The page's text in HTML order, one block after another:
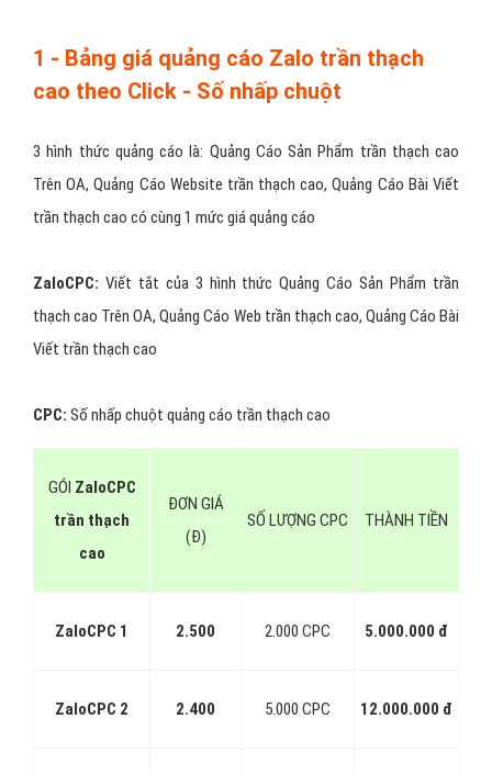
1 - Bảng giá quảng cáo Zalo trần thạch
cao theo Click - Số nhấp chuột
3 hình thức quảng cáo là: Quảng Cáo Sản Phẩm trần thạch cao
Trên OA, Quảng Cáo Website trần thạch cao, Quảng Cáo Bài Viết
trần thạch cao có cùng 1 mức giá quảng cáo
ZaloCPC: Viết tắt của 3 hình thức Quảng Cáo Sản Phẩm trần
thạch cao Trên OA, Quảng Cáo Web trần thạch cao, Quảng Cáo Bài
Viết trần thạch cao
CPC: Số nhấp chuột quảng cáo trần thạch cao
GÓI ZaloCPC
trần thạch
cao
ĐƠN GIÁ
(Đ)
SỐ LƯỢNG CPC THÀNH TIỀN
ZaloCPC 1 2.500 2.000 CPC 5.000.000 đ
ZaloCPC 2 2.400 5.000 CPC 12.000.000 đ